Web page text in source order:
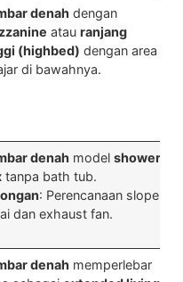
denah dengan
atauranjang
(highbed) dengan area
di bawahnya.
denah modelshower
tanpa bath tub.
: Perencanaan slope
dan exhaust fan.
denah memperlebar